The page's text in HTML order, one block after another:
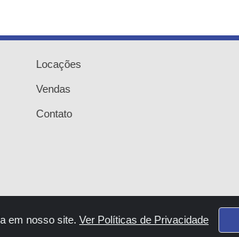
Locações
Vendas
Contato
em nosso site. Ver Políticas de Privacidade